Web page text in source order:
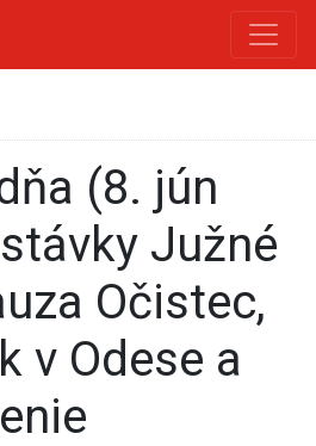
Južné
Očistec,
v Odese a